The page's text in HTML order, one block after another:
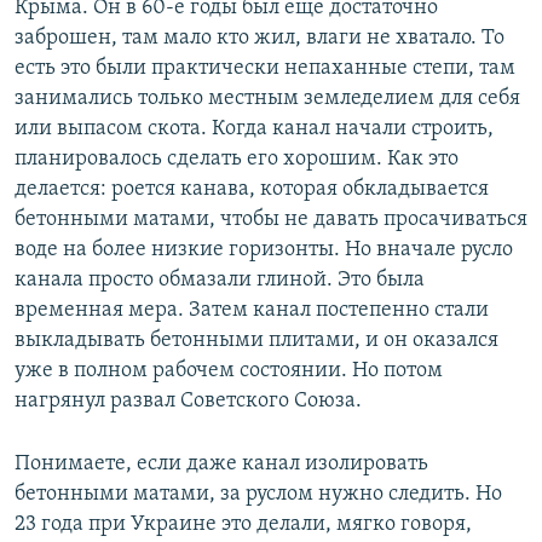
Крыма. Он в 60-е годы был еще достаточно
заброшен, там мало кто жил, влаги не хватало. То
есть это были практически непаханные степи, там
занимались только местным земледелием для себя
или выпасом скота. Когда канал начали строить,
планировалось сделать его хорошим. Как это
делается: роется канава, которая обкладывается
бетонными матами, чтобы не давать просачиваться
воде на более низкие горизонты. Но вначале русло
канала просто обмазали глиной. Это была
временная мера. Затем канал постепенно стали
выкладывать бетонными плитами, и он оказался
уже в полном рабочем состоянии. Но потом
нагрянул развал Советского Союза.
Понимаете, если даже канал изолировать
бетонными матами, за руслом нужно следить. Но
23 года при Украине это делали, мягко говоря,